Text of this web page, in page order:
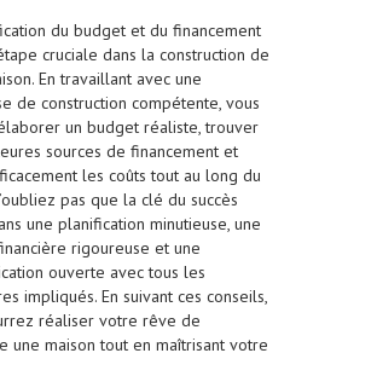
du budget et du financement
cruciale dans la construction de
En travaillant avec une
de construction compétente, vous
un budget réaliste, trouver
sources de financement et
les coûts tout au long du
pas que la clé du succès
une planification minutieuse, une
rigoureuse et une
ouverte avec tous les
impliqués. En suivant ces conseils,
réaliser votre rêve de
une maison tout en maîtrisant votre